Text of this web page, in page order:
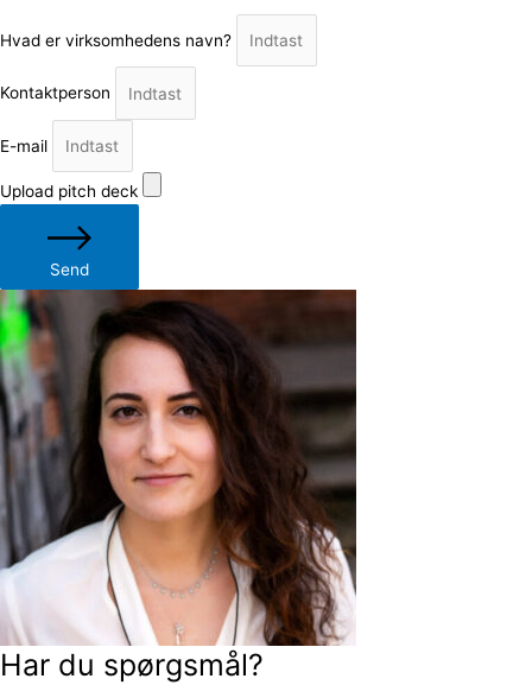
Hvad er virksomhedens navn?
Kontaktperson
E-mail
Upload pitch deck
Send
Har du spørgsmål?